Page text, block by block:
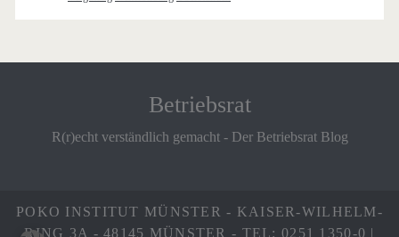
Betriebsrat
R(r)echt verständlich gemacht - Der Betriebsrat Blog
POKO INSTITUT MÜNSTER - KAISER-WILHELM-
RING 3A - 48145 MÜNSTER - TEL: 0251 1350-0 |